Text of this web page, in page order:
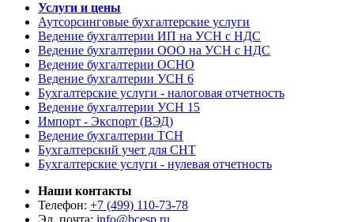
Услуги и цены
Аутсорсинговые бухгалтерские услуги
Ведение бухгалтерии ИП на УСН с НДС
Ведение бухгалтерии ООО на УСН с НДС
Ведение бухгалтерии ОСНО
Ведение бухгалтерии УСН 6
Бухгалтерские услуги - налоговая отчетность
Ведение бухгалтерии УСН 15
Импорт - Экспорт (ВЭД)
Ведение бухгалтерии ТСН
Бухгалтерский учет для СНТ
Бухгалтерские услуги - нулевая отчетность
Наши контакты
Телефон: +7 (499) 110-73-78